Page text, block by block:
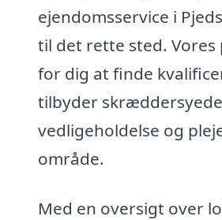
ejendomsservice i
til det rette sted.
for dig at finde
tilbyder
vedligeholdelse og
område.
Med en oversigt over